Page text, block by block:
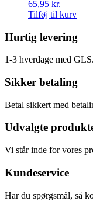
65,95 kr.
Tilføj til kurv
Hurtig levering
1-3 hverdage med GLS.
Sikker betaling
Betal sikkert med
Udvalgte
Vi står inde for vores
Kundeservice
Har du spørgsmål, så